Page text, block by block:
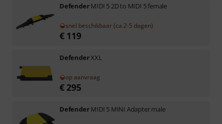
DefenderMIDI 5 2D to MIDI 5 female
snel beschikbaar (ca.2-5 dagen)
€ 119
DefenderXXL
op aanvraag
€ 295
DefenderMIDI 5 MINI Adapter male